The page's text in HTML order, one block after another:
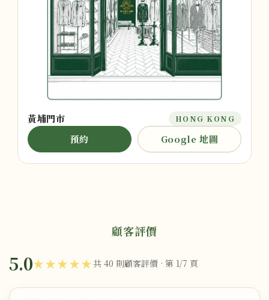
黃埔門市 HONG KONG
預約 Google 地圖
顧客評價
5.0★★★★★共 40 則顧客評價 · 第 1/7 頁